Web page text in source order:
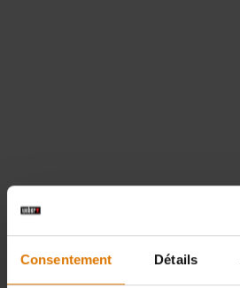
Consentement Détails